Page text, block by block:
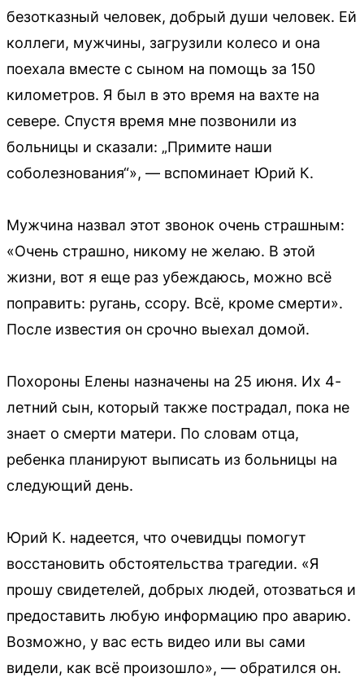
безотказный человек, добрый души человек. Ей
коллеги, мужчины, загрузили колесо и она
поехала вместе с сыном на помощь за 150
километров. Я был в это время на вахте на
севере. Спустя время мне позвонили из
больницы и сказали: „Примите наши
соболезнования“», — вспоминает Юрий К.
Мужчина назвал этот звонок очень страшным:
«Очень страшно, никому не желаю. В этой
жизни, вот я еще раз убеждаюсь, можно всё
поправить: ругань, ссору. Всё, кроме смерти».
После известия он срочно выехал домой.
Похороны Елены назначены на 25 июня. Их 4-
летний сын, который также пострадал, пока не
знает о смерти матери. По словам отца,
ребенка планируют выписать из больницы на
следующий день.
Юрий К. надеется, что очевидцы помогут
восстановить обстоятельства трагедии. «Я
прошу свидетелей, добрых людей, отозваться и
предоставить любую информацию про аварию.
Возможно, у вас есть видео или вы сами
видели, как всё произошло», — обратился он.